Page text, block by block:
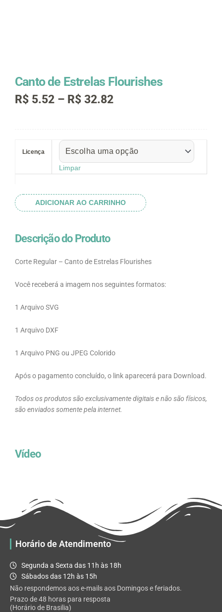
Canto de Estrelas Flourishes
R$ 5.52 – R$ 32.82Faixa
através
R$ 32.82
Licença
Limpar
Estrelas
ADICIONAR AO CARRINHO
Descrição do Produto
Corte Regular – Canto de Estrelas Flourishes
Você receberá a imagem nos seguintes formatos:
1 Arquivo SVG
1 Arquivo DXF
1 Arquivo PNG ou JPEG Colorido
Após o pagamento concluído, o link aparecerá para Download.
Todos os produtos são exclusivamente digitais e não são físicos,
são enviados somente pela internet.
Vídeo
Horário de Atendimento
Segunda a Sexta das 11h às 18h
Sábados das 12h às 15h
Não respondemos aos e-mails aos Domingos e feriados.
Prazo de 48 horas para resposta
(Horário de Brasilia)